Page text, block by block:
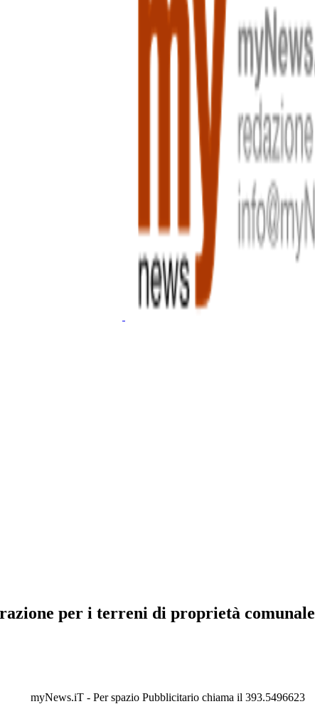
per i terreni di proprietà comunale
myNews.iT - Per spazio Pubblicitario chiama il 393.5496623